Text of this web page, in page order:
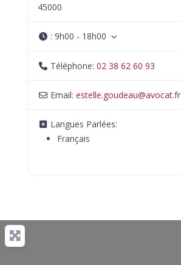
45000
:9h00 - 18h00
Téléphone:02 38 62 60 93
Email:estelle.goudeau@avocat.fr
Langues Parlées:
Français